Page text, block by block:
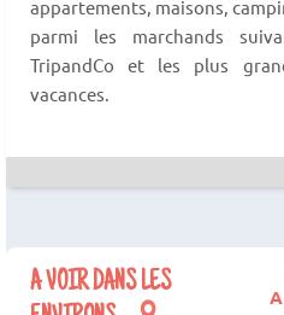
appartements, maisons,
parmi les marchands
TripandCo et les plus
vacances.
A VOIR DANS LES